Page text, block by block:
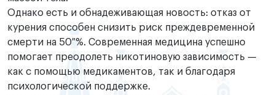
Однако есть и обнадеживающая новость: отказ от
курения способен снизить риск преждевременной
смерти на 50 %. Современная медицина успешно
помогает преодолеть никотиновую зависимость —
как с помощью медикаментов, так и благодаря
психологической поддержке.